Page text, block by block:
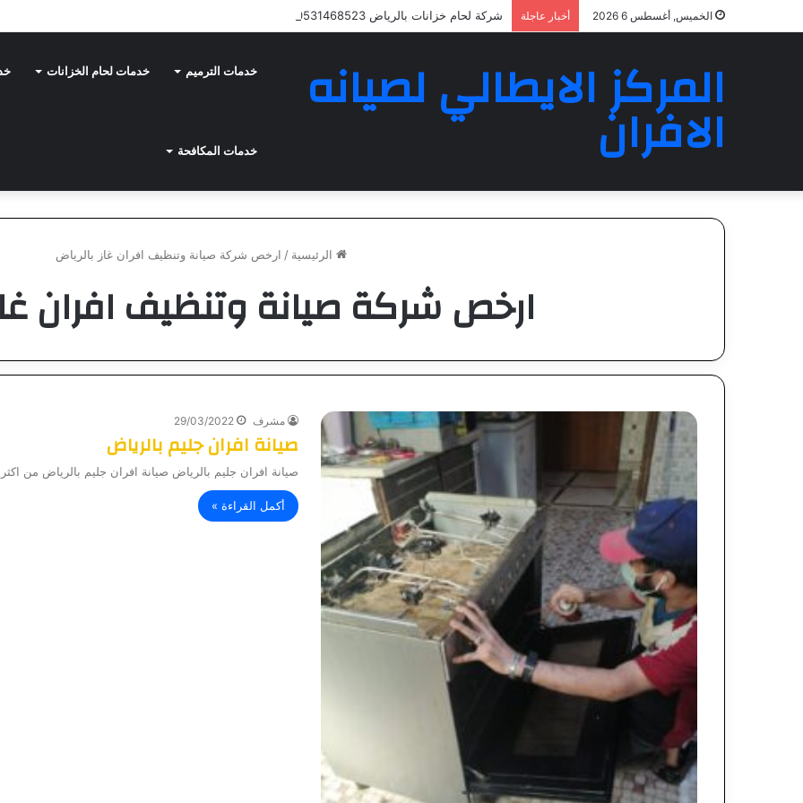
الخميس, أغسطس 6 2026 أخبار عاجلة شركة لحام خزانات بالرياض 0531468523
المركز الايطالي لصيانه
الافران
خدمات الترميم خدمات لحام الخزانات
خدمات المكافحة
الرئيسية / ارخص شركة صيانة وتنظيف افران غاز بالرياض
ارخص شركة صيانة وتنظيف افران
مشرف 29/03/2022
صيانة افران جليم بالرياض
صيانة افران جليم بالرياض صيانة افران جليم بالرياض من
أكمل القراءة »